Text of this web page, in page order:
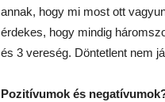
annak, hogy mi most ott
érdekes, hogy mindig
és 3 vereség. Döntetlent nem
Pozitívumok és